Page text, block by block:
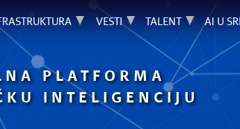
VESTI TALENT AI U
PLATFORMA
INTELIGENCIJU